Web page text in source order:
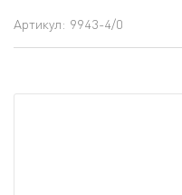
Артикул: 9943-4/0